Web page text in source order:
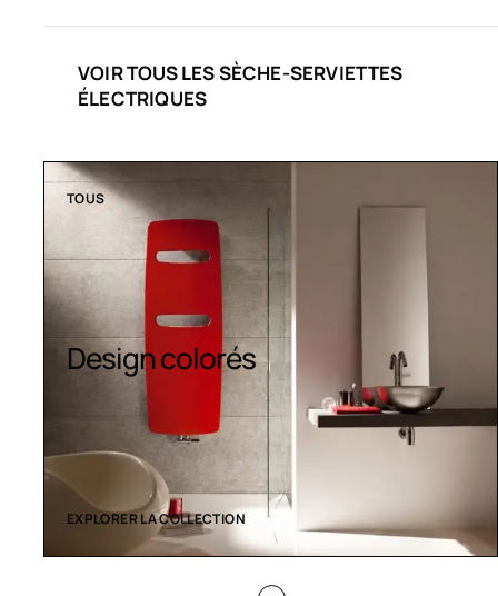
VOIR TOUS LES SÈCHE-SERVIETTES
ÉLECTRIQUES
TOUS
Sèche-serviettes
contemporains
EXPLORER LA COLLECTION